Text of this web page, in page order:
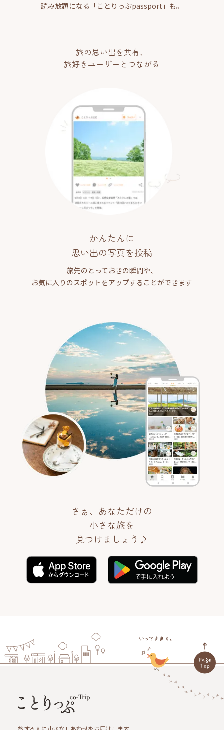
読み放題になる「ことりっぷpassport」も。
旅の思い出を共有、
旅好きユーザーとつながる
かんたんに
思い出の写真を投稿
旅先のとっておきの瞬間や、
お気に入りのスポットをアップすることができます
さぁ、あなただけの
小さな旅を
見つけましょう♪